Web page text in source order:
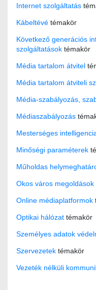
Internet szolgáltatás
Kábeltévé témakör
Következő generációs
szolgáltatások témakör
Média tartalom átvitel
Média tartalom átviteli
Média-szabályozás,
Médiaszabályozás
Mesterséges
Minőségi paraméterek
Műholdas
Okos város megoldások
Online médiaplatformok
Optikai hálózat témakör
Személyes adatok
Szervezetek témakör
Vezeték nélküli